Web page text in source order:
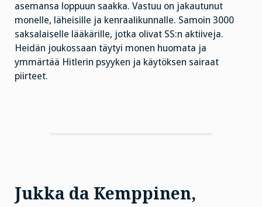
asemansa loppuun saakka. Vastuu on jakautunut
monelle, läheisille ja kenraalikunnalle. Samoin 3000
saksalaiselle lääkärille, jotka olivat SS:n aktiiveja.
Heidän joukossaan täytyi monen huomata ja
ymmärtää Hitlerin psyyken ja käytöksen sairaat
piirteet.
Jukka da Kemppinen,